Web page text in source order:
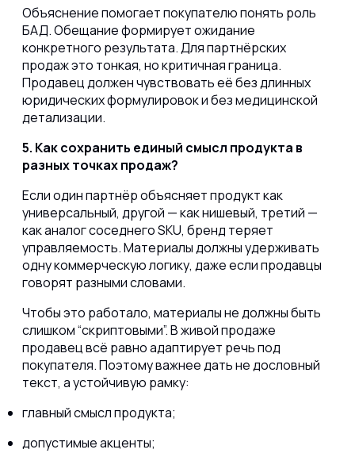
Объяснение помогает покупателю понять роль
БАД. Обещание формирует ожидание
конкретного результата. Для партнёрских
продаж это тонкая, но критичная граница.
Продавец должен чувствовать её без длинных
юридических формулировок и без медицинской
детализации.
5. Как сохранить единый смысл продукта в
разных точках продаж?
Если один партнёр объясняет продукт как
универсальный, другой — как нишевый, третий —
как аналог соседнего SKU, бренд теряет
управляемость. Материалы должны удерживать
одну коммерческую логику, даже если продавцы
говорят разными словами.
Чтобы это работало, материалы не должны быть
слишком “скриптовыми”.В живой продаже
продавец всё равно адаптирует речь под
покупателя. Поэтому важнее дать не дословный
текст, а устойчивую рамку:
главный смысл продукта;
допустимые акценты;